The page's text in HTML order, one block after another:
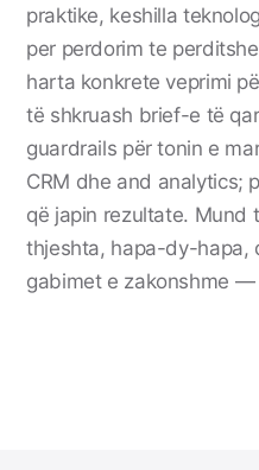
praktike, keshilla
per perdorim te
harta konkrete veprimi
të shkruash brief-e të
guardrails për tonin e
CRM dhe and analytics;
që japin rezultate. Mund
thjeshta, hapa-dy-hapa,
gabimet e zakonshme —